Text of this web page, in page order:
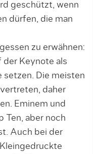
geschützt, wenn
dürfen, die man
zu erwähnen:
der Keynote als
setzen. Die meisten
daher
Eminem und
Ten, aber noch
Auch bei der